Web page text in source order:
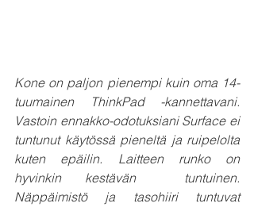
Kone on paljon pienempi kuin oma 14-
tuumainen ThinkPad -kannettavani.
Vastoin ennakko-odotuksiani Surface ei
tuntunut käytössä pieneltä ja ruipelolta
kuten epäilin. Laitteen runko on
hyvinkin kestävän  tuntuinen.
Näppäimistö ja tasohiiri tuntuvat